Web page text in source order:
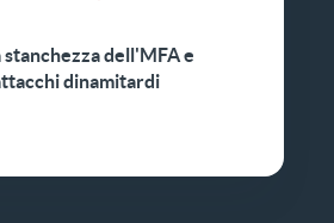
dell'MFA e
dinamitardi